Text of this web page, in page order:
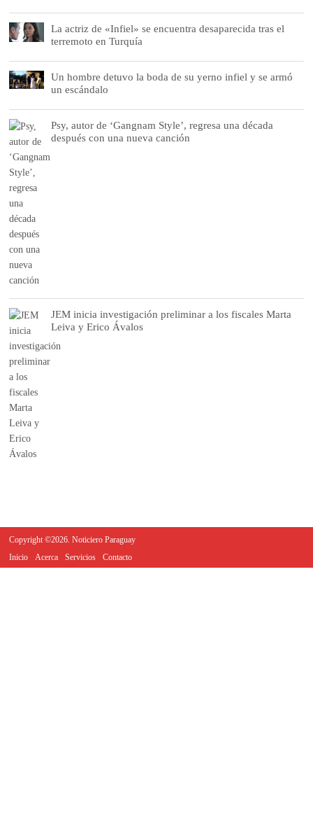
La actriz de «Infiel» se encuentra desaparecida tras el
terremoto en Turquía
Un hombre detuvo la boda de su yerno infiel y se armó
un escándalo
Psy, autor de ‘Gangnam Style’, regresa una década
después con una nueva canción
JEM inicia investigación preliminar a los fiscales Marta
Leiva y Erico Ávalos
Copyright ©2026. Noticiero Paraguay
Inicio
Acerca Servicios Contacto